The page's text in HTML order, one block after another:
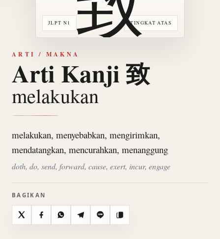
JLPT N1 TINGKAT ATAS
ARTI / MAKNA
Arti Kanji 致
melakukan
melakukan, menyebabkan, mengirimkan,
mendatangkan, mencurahkan, menanggung
doth, do, send, forward, cause, exert, incur, engage
BAGIKAN
X FacebookWhatsAppTelegramLine Salin